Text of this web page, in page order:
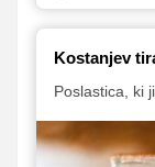
Kostanjev
Poslastica, ki